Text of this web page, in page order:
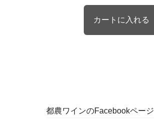
都農ワインのFacebookページ